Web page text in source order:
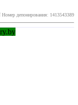
Номер депонирования: 1413543389